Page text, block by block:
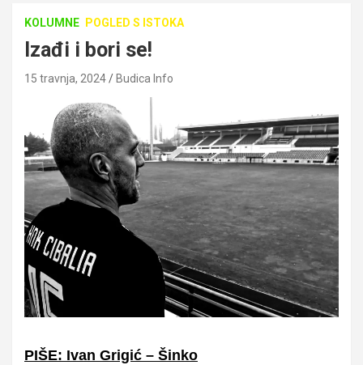
KOLUMNE POGLED S ISTOKA
Izađi i bori se!
15 travnja, 2024 Budica Info
PIŠE: Ivan Grigić – Šinko